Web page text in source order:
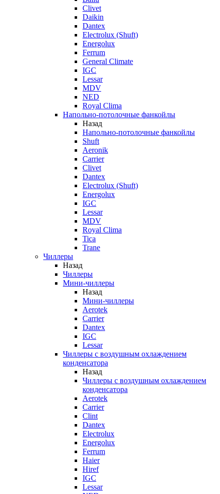
Clivet
Daikin
Dantex
Electrolux (Shuft)
Energolux
Ferrum
General Climate
IGC
Lessar
MDV
NED
Royal Clima
Напольно-потолочные фанкойлы
Назад
Напольно-потолочные фанкойлы
Shuft
Aeronik
Carrier
Clivet
Dantex
Electrolux (Shuft)
Energolux
IGC
Lessar
MDV
Royal Clima
Tica
Trane
Чиллеры
Назад
Чиллеры
Мини-чиллеры
Назад
Мини-чиллеры
Aerotek
Carrier
Dantex
IGC
Lessar
Чиллеры с воздушным охлаждением
конденсатора
Назад
Чиллеры с воздушным охлаждением
конденсатора
Aerotek
Carrier
Clint
Dantex
Electrolux
Energolux
Ferrum
Haier
Hiref
IGC
Lessar